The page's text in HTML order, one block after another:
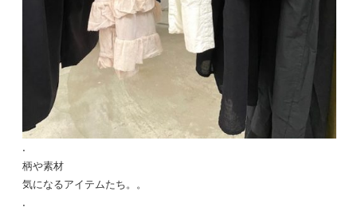
.
柄や素材
気になるアイテムたち。。
.